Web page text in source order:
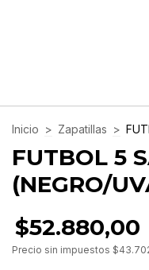
Inicio > Zapatillas >
FUTBOL 5
(NEGRO/
$52.880,00
Precio sin impuestos